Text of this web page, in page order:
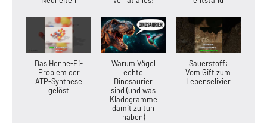
Das Henne-Ei-
Problem der
ATP-Synthese
gelöst
Warum Vögel
echte
Dinosaurier
sind (und was
Kladogramme
damit zu tun
haben)
Sauerstoff:
Vom Gift zum
Lebenselixier